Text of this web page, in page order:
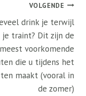
VOLGENDE
drink je terwijl
je traint? Dit zijn de
meest voorkomende
die u tijdens het
maakt (vooral in
de zomer)